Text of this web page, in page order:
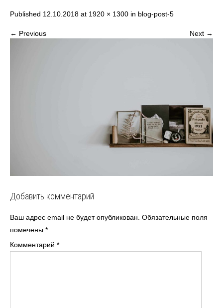
Published 12.10.2018 at 1920 × 1300 in blog-post-5
← Previous Next →
Добавить комментарий
Ваш адрес email не будет опубликован. Обязательные поля
помечены *
Комментарий *